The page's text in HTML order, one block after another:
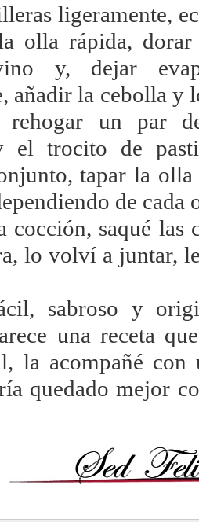
ligeramente,
olla rápida,
y, dejar
añadir la cebolla y
rehogar un par
el trocito de
tapar la
de cada
saqué las
lo volví a juntar,
sabroso y
una receta
la acompañé con
quedado mejor